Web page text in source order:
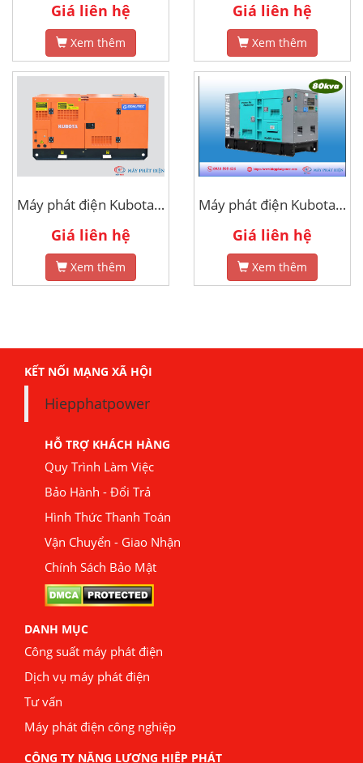
Giá liên hệ
Xem thêm
Giá liên hệ
Xem thêm
Máy phát điện Kubota 10kva
Giá liên hệ
Xem thêm
Máy phát điện Kubota 80kva
Giá liên hệ
Xem thêm
KẾT NỐI MẠNG XÃ HỘI
Hiepphatpower
HỖ TRỢ KHÁCH HÀNG
Quy Trình Làm Việc
Bảo Hành - Đổi Trả
Hình Thức Thanh Toán
Vận Chuyển - Giao Nhận
Chính Sách Bảo Mật
DANH MỤC
Công suất máy phát điện
Dịch vụ máy phát điện
Tư vấn
Máy phát điện công nghiệp
CÔNG TY NĂNG LƯỢNG HIỆP PHÁT